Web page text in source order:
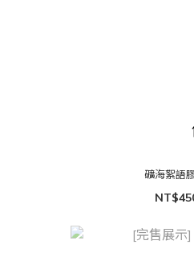
礦海絮語